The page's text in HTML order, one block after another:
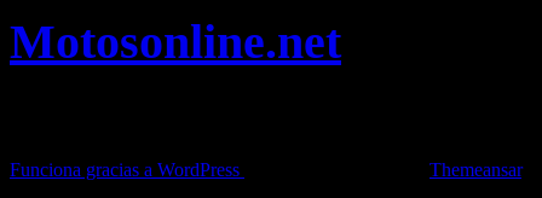
Motosonline.net
Funciona gracias a WordPress
Themeansar.